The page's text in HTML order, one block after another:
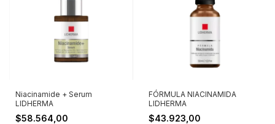
Niacinamide + Serum
LIDHERMA
$58.564,00
FÓRMULA NIACINAMIDA
LIDHERMA
$43.923,00